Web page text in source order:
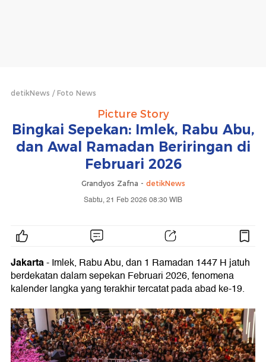
detikNews Foto News
Picture Story
Bingkai Sepekan: Imlek, Rabu Abu,
dan Awal Ramadan Beriringan di
Februari 2026
Grandyos Zafna - detikNews
Sabtu, 21 Feb 2026 08:30 WIB
Jakarta- Imlek, Rabu Abu, dan 1 Ramadan 1447 H jatuh
berdekatan dalam sepekan Februari 2026, fenomena
kalender langka yang terakhir tercatat pada abad ke-19.